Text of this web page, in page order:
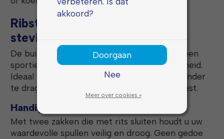
Ribstof voor uitstraling en
stevigheid
De buitenkant van ribstof geeft niet alleen een
sportief karakter, maar ook extra duurzaamheid.
Ideaal voor intensief gebruik of om laagjes onder
te dragen zonder dat de stof zijn vorm verliest.
Handige ritszakken
Met twee zakken die met rits sluiten houdt u uw
waardevolle spullen veilig en droog. Geen gedoe
akkoord?
Doorgaan
Nee
Meer over cookies »